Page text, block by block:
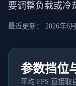
要调整负载或冷
最近更新： 2026年6
参数挡位
平均 FPS 直接取